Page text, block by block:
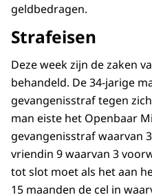
geldbedragen.
Strafeisen
Deze week zijn de zaken
behandeld. De 34-jarige
gevangenisstraf tegen
man eiste het Openbaar
gevangenisstraf waarvan
vriendin 9 waarvan 3
tot slot moet als het aan
15 maanden de cel in